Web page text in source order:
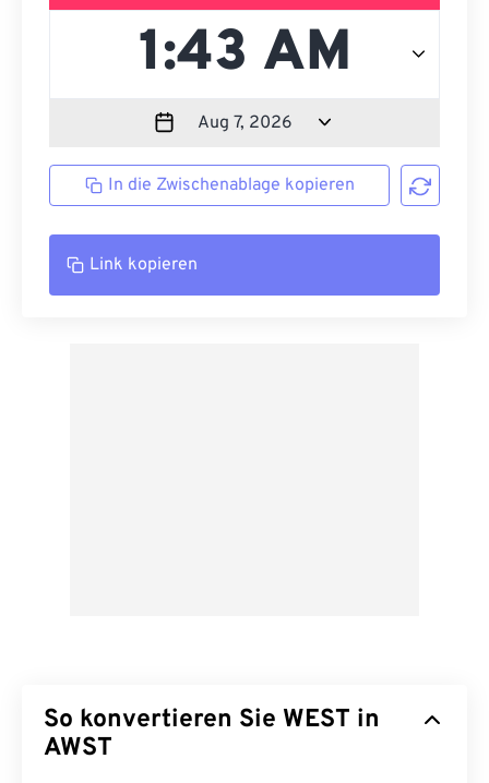
In die Zwischenablage kopieren
Link kopieren
So konvertieren Sie WEST in
AWST